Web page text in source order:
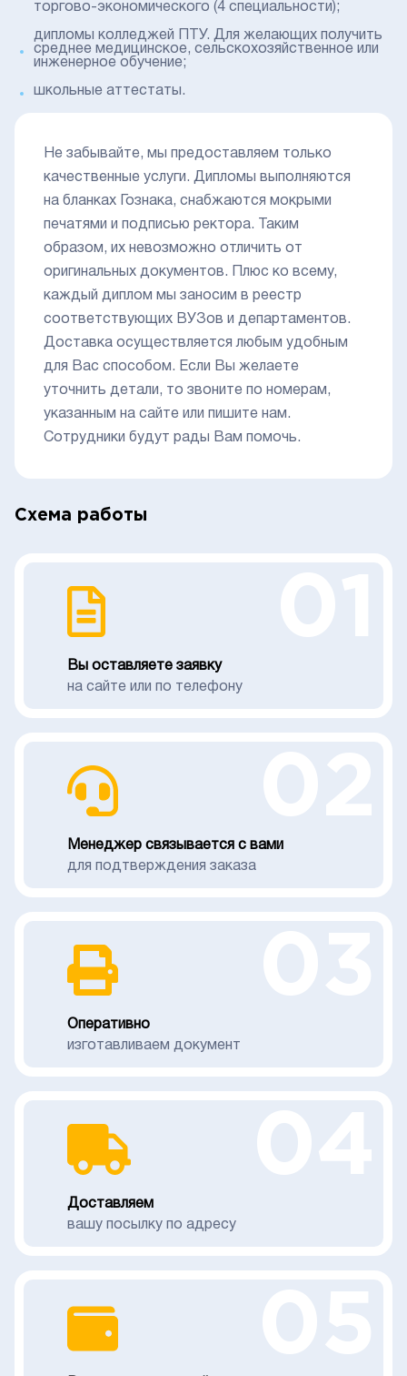
торгово-экономического (4 специальности);
дипломы колледжей ПТУ. Для желающих получить
среднее медицинское, сельскохозяйственное или
инженерное обучение;
школьные аттестаты.
Не забывайте, мы предоставляем только
качественные услуги. Дипломы выполняются
на бланках Гознака, снабжаются мокрыми
печатями и подписью ректора. Таким
образом, их невозможно отличить от
оригинальных документов. Плюс ко всему,
каждый диплом мы заносим в реестр
соответствующих ВУЗов и департаментов.
Доставка осуществляется любым удобным
для Вас способом. Если Вы желаете
уточнить детали, то звоните по номерам,
указанным на сайте или пишите нам.
Сотрудники будут рады Вам помочь.
Схема работы
Вы оставляете заявку
на сайте или по телефону
Менеджер связывается с вами
для подтверждения заказа
Оперативно
изготавливаем документ
Доставляем
вашу посылку по адресу